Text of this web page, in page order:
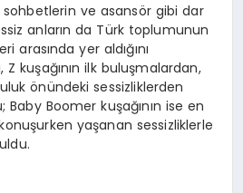
sohbetlerin ve asansör gibi dar
anların da Türk toplumunun
arasında yer aldığını
kuşağının ilk buluşmalardan,
önündeki sessizliklerden
Baby Boomer kuşağının ise en
yaşanan sessizliklerle